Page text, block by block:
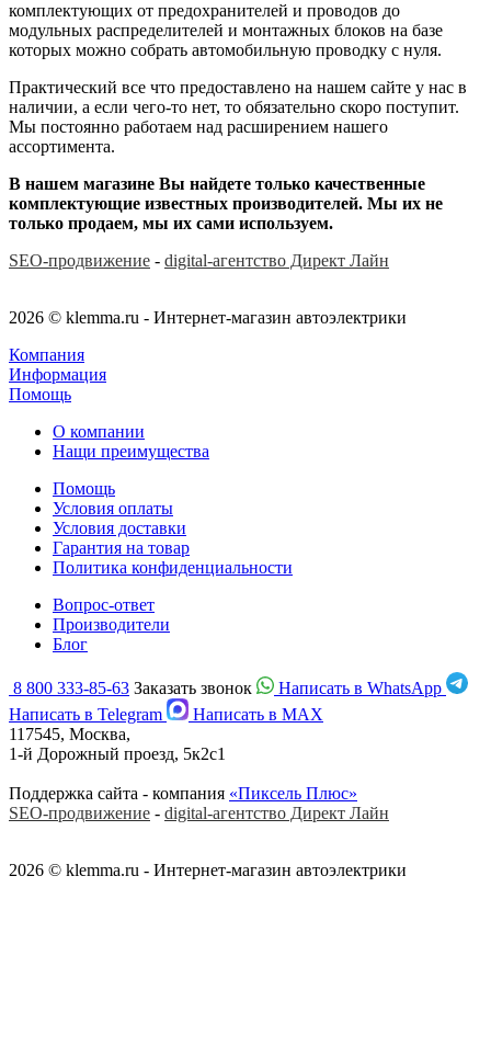
комплектующих от предохранителей и проводов до
модульных распределителей и монтажных блоков на базе
которых можно собрать автомобильную проводку с нуля.
Практический все что предоставлено на нашем сайте у нас в
наличии, а если чего-то нет, то обязательно скоро поступит.
Мы постоянно работаем над расширением нашего
ассортимента.
В нашем магазине Вы найдете только качественные
комплектующие известных производителей. Мы их не
только продаем, мы их сами используем.
SEO-продвижение - digital-агентство Директ Лайн
2026 © klemma.ru - Интернет-магазин автоэлектрики
Компания
Информация
Помощь
О компании
Нащи преимущества
Помощь
Условия оплаты
Условия доставки
Гарантия на товар
Политика конфиденциальности
Вопрос-ответ
Производители
Блог
8 800 333-85-63 Заказать звонок
Написать в WhatsApp
Написать в Telegram
Написать в MAX
117545, Москва,
1-й Дорожный проезд, 5к2с1
Поддержка сайта - компания «Пиксель Плюс»
SEO-продвижение - digital-агентство Директ Лайн
2026 © klemma.ru - Интернет-магазин автоэлектрики